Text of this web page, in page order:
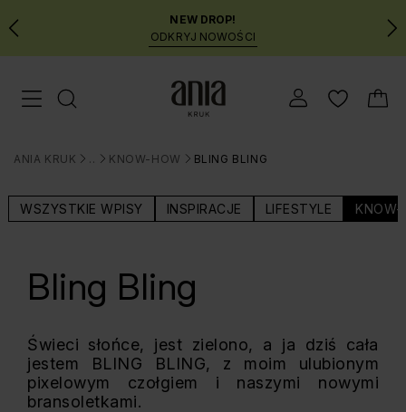
Przejdź
do
MENU
NEW DROP!
ODKRYJ NOWOŚCI
Menu mobilne
ANIA KRUK
>
BLOG
>
KNOW-HOW
>
BLING BLING
WSZYSTKIE WPISY INSPIRACJE LIFESTYLE KNOW-
Bling Bling
Świeci słońce, jest zielono, a ja dziś cała
jestem BLING BLING, z moim ulubionym
pixelowym czołgiem i naszymi nowymi
bransoletkami.